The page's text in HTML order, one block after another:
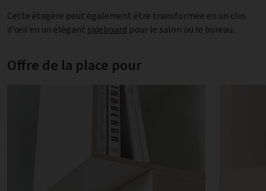
Cette étagère peut également être transformée en un clin
d'œil en un élégant sideboard pour le salon ou le bureau.
Offre de la place pour